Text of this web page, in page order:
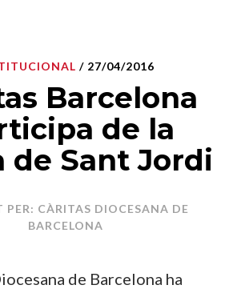
/ 27/04/2016
Barcelona
de la
de Sant Jordi
PER: CÀRITAS DIOCESANA DE
BARCELONA
de Barcelona ha